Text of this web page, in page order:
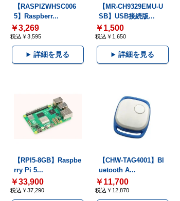
【RASPIZWHSC006
5】Raspberr...
￥3,269
税込￥3,595
詳細を見る
【MR-CH9329EMU-U
SB】USB接続版...
￥1,500
税込￥1,650
詳細を見る
【RPI5-8GB】Raspbe
rry Pi 5...
￥33,900
税込￥37,290
【CHW-TAG4001】Bl
uetooth A...
￥11,700
税込￥12,870